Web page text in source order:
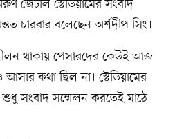
জেটলি স্টেডিয়ামের সংবাদ
চারবার বলেছেন অর্শদীপ সিং।
থাকায় পেসারদের কেউই আজ
কথা ছিল না। স্টেডিয়ামের
সংবাদ সম্মেলন করতেই মাঠে